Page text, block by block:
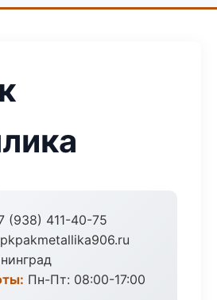
(938) 411-40-75
Пн-Пт: 08:00-17:00